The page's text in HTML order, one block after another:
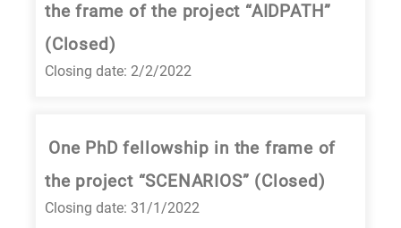
the frame of the project “AIDPATH”
(Closed)
Closing date: 2/2/2022
One PhD fellowship in the frame of
the project “SCENARIOS” (Closed)
Closing date: 31/1/2022